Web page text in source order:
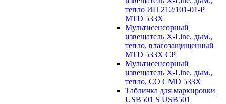
тепло ИП 212/101-01-P
MTD 533X
Мультисенсорный
извещатель X-Line, дым.,
тепло, влагозащищенный
MTD 533X CP
Мультисенсорный
извещатель X-Line, дым.,
тепло, СО CMD 533X
Табличка для маркировки
USB501 S USB501